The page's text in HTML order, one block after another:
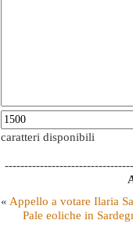
caratteri disponibili
« Appello a votare Ilaria
Pale eoliche in